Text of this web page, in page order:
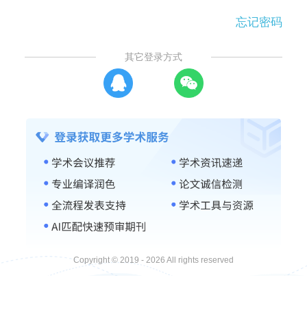
忘记密码
其它登录方式
Copyright © 2019 - 2026 All rights reserved